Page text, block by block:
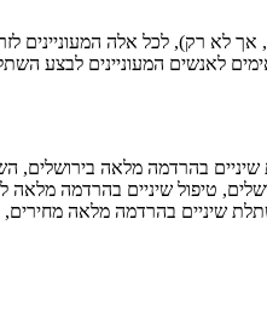
לא רק), לכל אלה המעוניינים
לאנשים המעוניינים לבצע
בהרדמה מלאה בירושלים,
טיפול שיניים בהרדמה מלאה
שיניים בהרדמה מלאה